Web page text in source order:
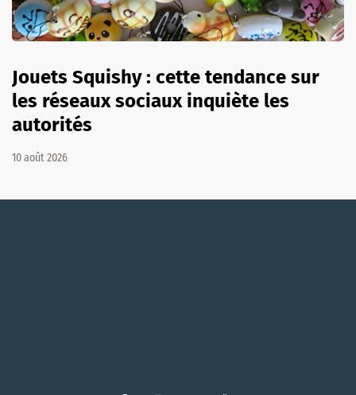
Jouets Squishy : cette tendance sur
les réseaux sociaux inquiète les
autorités
10 août 2026